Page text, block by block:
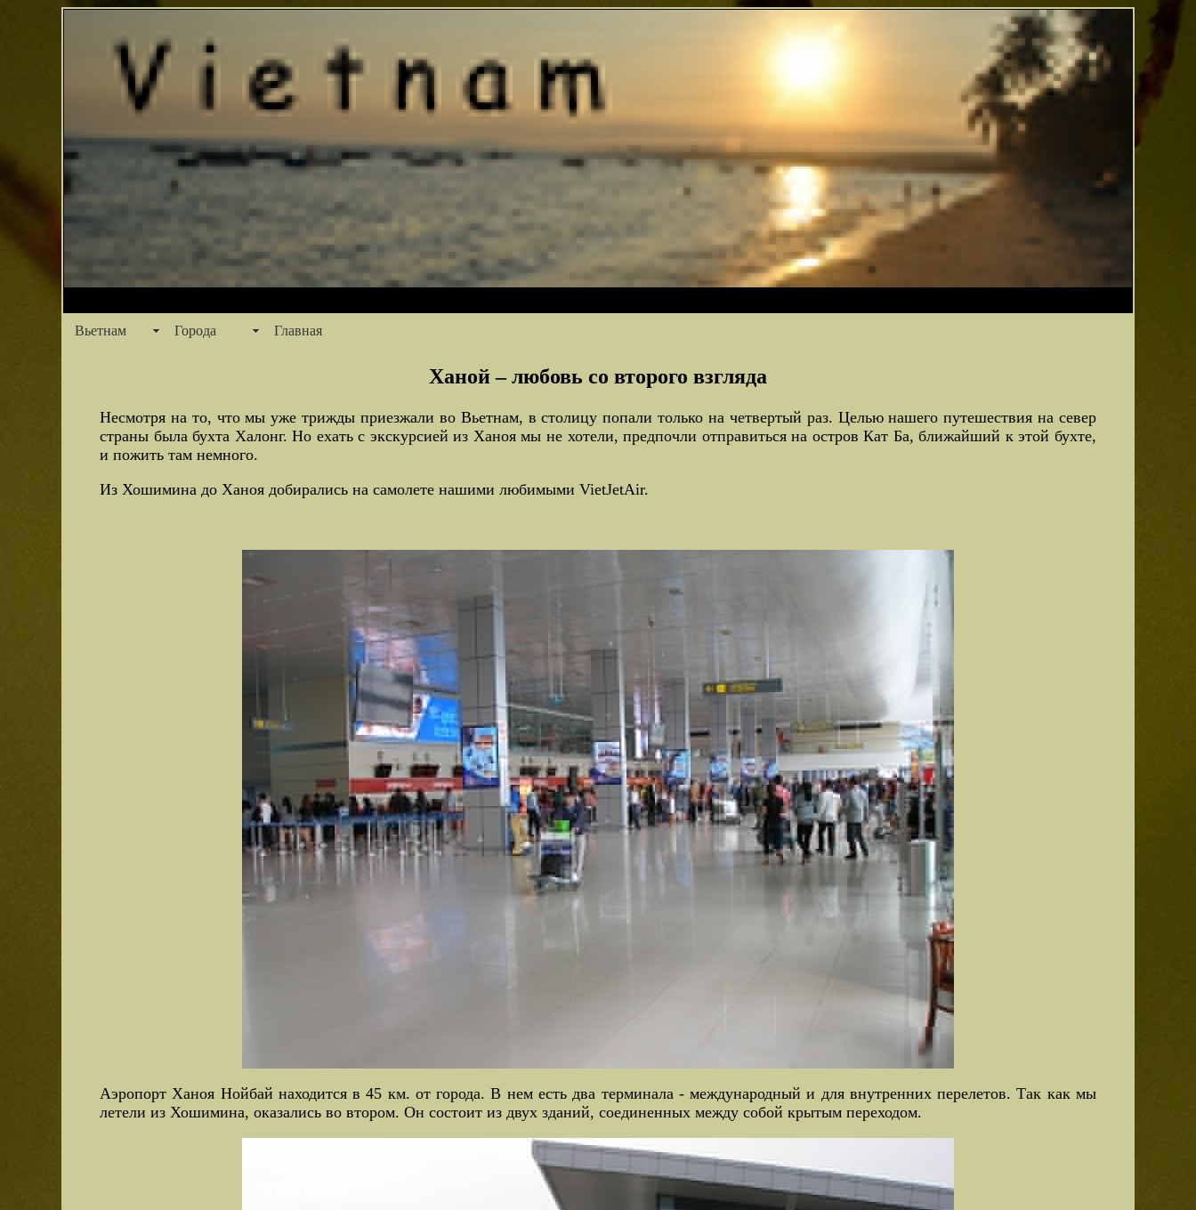
Вьетнам Города Главная
Ханой – любовь со второго взгляда
Несмотря на то, что мы уже трижды приезжали во Вьетнам, в столицу попали только на четвертый раз. Целью нашего путешествия на север
страны была бухта Халонг. Но ехать с экскурсией из Ханоя мы не хотели, предпочли отправиться на остров Кат Ба, ближайший к этой бухте,
и пожить там немного.
Из Хошимина до Ханоя добирались на самолете нашими любимыми VietJetAir.
Аэропорт Ханоя Нойбай находится в 45 км. от города. В нем есть два терминала - международный и для внутренних перелетов. Так как мы
летели из Хошимина, оказались во втором. Он состоит из двух зданий, соединенных между собой крытым переходом.